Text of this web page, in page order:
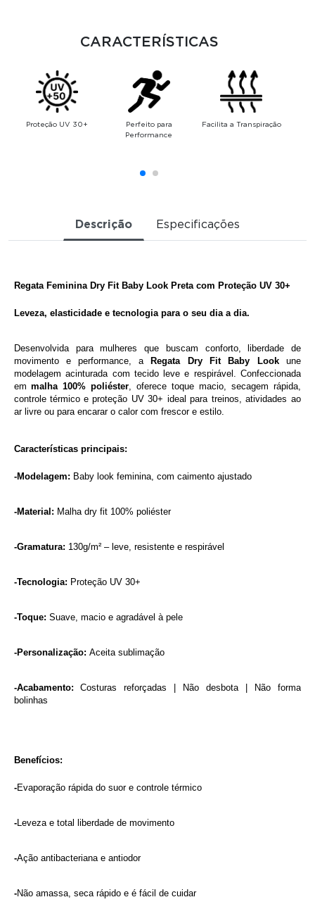
CARACTERÍSTICAS
Proteção UV 30+
Perfeito para
Performance
Facilita a Transpiração
Descrição Especificações
Regata Feminina Dry Fit Baby Look Preta com Proteção UV 30+
Leveza, elasticidade e tecnologia para o seu dia a dia.
Desenvolvida para mulheres que buscam conforto, liberdade de
movimento e performance, a Regata Dry Fit Baby Look une
modelagem acinturada com tecido leve e respirável. Confeccionada
em malha 100% poliéster, oferece toque macio, secagem rápida,
controle térmico e proteção UV 30+ ideal para treinos, atividades ao
ar livre ou para encarar o calor com frescor e estilo.
Características principais:
-Modelagem: Baby look feminina, com caimento ajustado
-Material: Malha dry fit 100% poliéster
-Gramatura: 130g/m² – leve, resistente e respirável
-Tecnologia: Proteção UV 30+
-Toque: Suave, macio e agradável à pele
-Personalização: Aceita sublimação
-Acabamento: Costuras reforçadas | Não desbota | Não forma
bolinhas
Benefícios:
-Evaporação rápida do suor e controle térmico
-Leveza e total liberdade de movimento
-Ação antibacteriana e antiodor
-Não amassa, seca rápido e é fácil de cuidar